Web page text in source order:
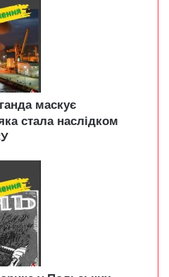
маскує
стала наслідком